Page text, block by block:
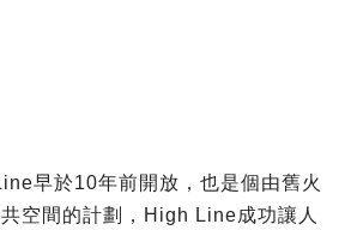
早於10年前開放，也是個由舊火
空間的計劃，High Line成功讓人